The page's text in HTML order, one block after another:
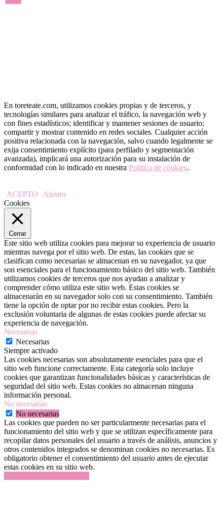
En toreteate.com, utilizamos cookies propias y de terceros, y
tecnologías similares para analizar el tráfico, la navegación web y
con fines estadísticos; identificar y mantener sesiones de usuario;
compartir y mostrar contenido en redes sociales. Cualquier acción
positiva relacionada con la navegación, salvo cuando legalmente se
exija consentimiento explícito (para perfilado y segmentación
avanzada), implicará una autorización para su instalación de
conformidad con lo indicado en nuestra Política de cookies.
ACEPTO
Ajustes
Cookies
Cerrar
Este sitio web utiliza cookies para mejorar su experiencia de usuario
mientras navega por el sitio web. De estas, las cookies que se
clasifican como necesarias se almacenan en su navegador, ya que
son esenciales para el funcionamiento básico del sitio web. También
utilizamos cookies de terceros que nos ayudan a analizar y
comprender cómo utiliza este sitio web. Estas cookies se
almacenarán en su navegador solo con su consentimiento. También
tiene la opción de optar por no recibir estas cookies. Pero la
exclusión voluntaria de algunas de estas cookies puede afectar su
experiencia de navegación.
Necesarias
Necesarias
Siempre activado
Las cookies necesarias son absolutamente esenciales para que el
sitio web funcione correctamente. Esta categoría solo incluye
cookies que garantizan funcionalidades básicas y características de
seguridad del sitio web. Estas cookies no almacenan ninguna
información personal.
No necesarias
No necesarias
Las cookies que pueden no ser particularmente necesarias para el
funcionamiento del sitio web y que se utilizan específicamente para
recopilar datos personales del usuario a través de análisis, anuncios y
otros contenidos integrados se denominan cookies no necesarias. Es
obligatorio obtener el consentimiento del usuario antes de ejecutar
estas cookies en su sitio web.